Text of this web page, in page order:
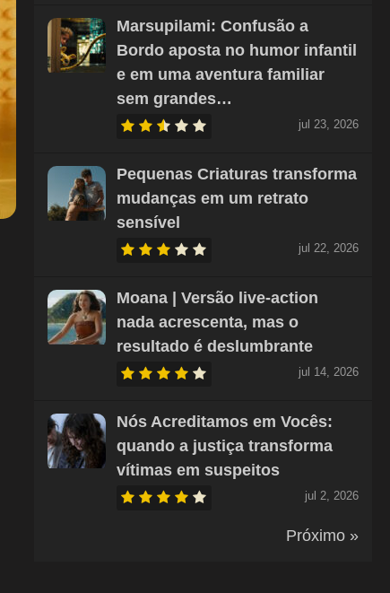
Marsupilami: Confusão a
Bordo aposta no humor infantil
e em uma aventura familiar
sem grandes…
jul 23, 2026
Pequenas Criaturas transforma
mudanças em um retrato
sensível
jul 22, 2026
Moana | Versão live-action
nada acrescenta, mas o
resultado é deslumbrante
jul 14, 2026
Nós Acreditamos em Vocês:
quando a justiça transforma
vítimas em suspeitos
jul 2, 2026
Próximo »